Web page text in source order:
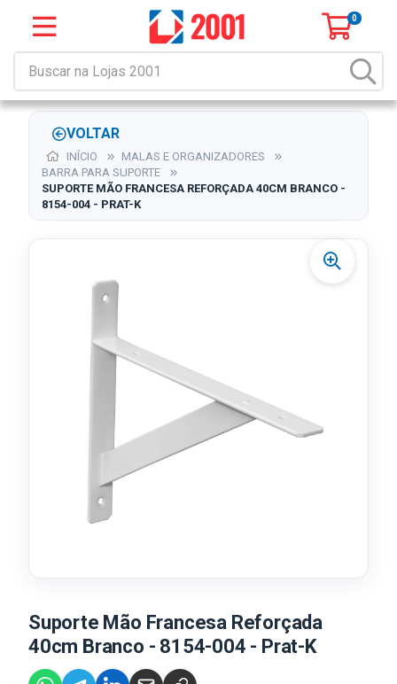
0
VOLTAR
INÍCIO
MALAS E ORGANIZADORES
BARRA PARA SUPORTE
SUPORTE MÃO FRANCESA REFORÇADA 40CM BRANCO -
8154-004 - PRAT-K
Suporte Mão Francesa Reforçada
40cm Branco - 8154-004 - Prat-K